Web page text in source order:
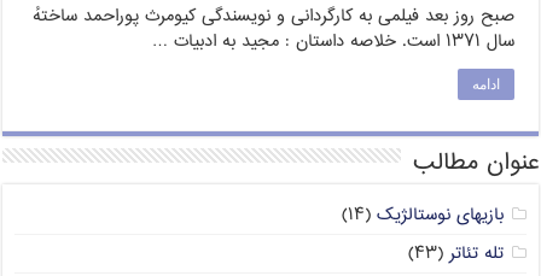
صبح روز بعد فیلمی به کارگردانی و نویسندگی کیومرث پوراحمد ساختهٔ
سال ۱۳۷۱ است. خلاصه داستان : مجید به ادبیات …
ادامه
عنوان مطالب
بازیهای نوستالژیک (۱۴)
تله تئاتر(۴۳)